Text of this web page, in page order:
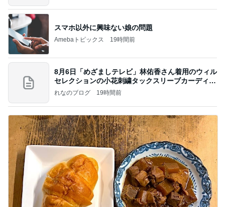
スマホ以外に興味ない娘の問題
Amebaトピックス 19時間前
8月6日「めざましテレビ」林佑香さん着用のウィル
セレクションの小花刺繍タックスリーブカーディガ
ン
れなのブログ 19時間前